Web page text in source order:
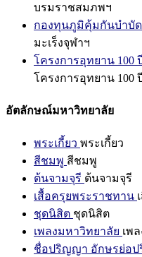
บรมราชสมภพฯ
กองทุนภูมิคุ้มกันบำบัด
มะเร็งจุฬาฯ
โครงการอุทยาน 100
โครงการอุทยาน 100
อัตลักษณ์มหาวิทยาลัย
พระเกี้ยว พระเกี้ยว
สีชมพู สีชมพู
ต้นจามจุรี ต้นจามจุรี
เสื้อครุยพระราชทาน
ชุดนิสิต ชุดนิสิต
เพลงมหาวิทยาลัย เพ
ชื่อปริญญา อักษรย่อ